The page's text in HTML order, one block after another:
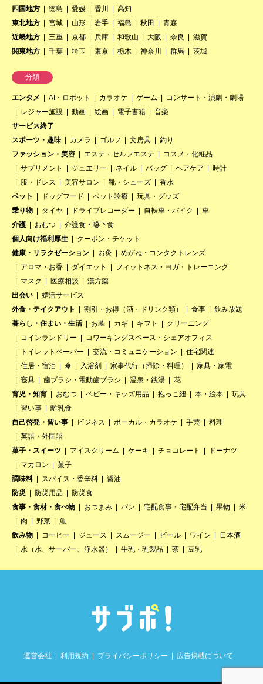
四国地方
徳島 愛媛 香川
高知
東北地方
宮城 山形 岩手 福島 秋田
青森
近畿地方
三重 京都 兵庫 和歌山 大阪 奈良
滋賀
関東地方
千葉 埼玉 東京 栃木 神奈川 群馬 茨城
分類
エンタメ AI・ロボット カラオケ ゲーム
コンサート・演劇・劇場
レジャー施設
動画 絵画 電子書籍
音楽
サービス終了
スポーツ・趣味
カメラ ゴルフ 文房具
釣り
ファッション・美容
エステ・セルフエステ
コスメ・化粧品
サプリメント
ジュエリー ネイル バッグ ヘアケア
時計
服・ドレス
美容サロン 靴・シューズ
香水
ペット
ドッグフード ペット診療
玩具・グッズ
乗り物
タイヤ ドライブレコーダー 自転車・バイク
車
介護
おむつ
介護食・嚥下食
個人向け福利厚生
クーポン・チケット
健康・リラクゼーション
お灸
めがね・コンタクトレンズ
アロマ・お香
ダイエット
フィットネス・ヨガ・トレーニング
マスク
医療相談
漢方薬
出会い
婚活サービス
外食・テイクアウト
割引・お得（酒・ドリンク類） 食事
飲み放題
暮らし・住まい・生活
お墓 カギ ギフト
クリーニング
コインランドリー
コワーキングスペース・シェアオフィス
トイレットペーパー
交流・コミュニケーション
住宅関連
住居・宿泊
傘 入浴剤 家事代行（掃除・料理）
家具・家電
寝具
歯ブラシ・電動歯ブラシ 温泉・銭湯
花
育児・知育
おむつ ベビー・キッズ用品 抱っこ紐 本・絵本
玩具
習い事
離乳食
自己啓発・習い事
ビジネス ボーカル・カラオケ 手芸
料理
英語・外国語
菓子・スイーツ
アイスクリーム ケーキ チョコレート
ドーナツ
マカロン
菓子
調味料
スパイス・香辛料
醤油
防災
防災用品
防災食
食事・食材・食べ物
おつまみ パン 宅配食事・宅配弁当 果物
米
肉
野菜
魚
飲み物
コーヒー ジュース スムージー ビール ワイン
日本酒
水（水、サーバー、浄水器）
牛乳・乳製品 茶 豆乳
運営会社 利用規約 プライバシーポリシー 広告掲載について